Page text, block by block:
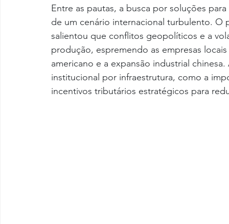
Entre as pautas, a busca por soluções
de um cenário internacional turbulento.
salientou que conflitos geopolíticos e a
produção, espremendo as empresas
americano e a expansão industrial
institucional por infraestrutura, como a
incentivos tributários estratégicos para